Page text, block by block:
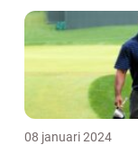
08 januari 2024